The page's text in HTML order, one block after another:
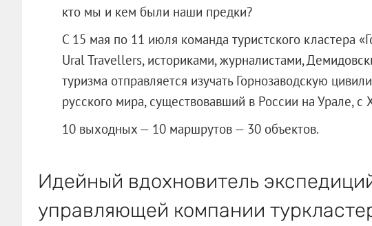
кто мы и кем были наши предки?
С 15 мая по 11 июля команда туристского кластера
Ural Travellers, историками, журналистами,
туризма отправляется изучать Горнозаводскую
русского мира, существовавший в России на Урале,
10 выходных — 10 маршрутов — 30 объектов.
Идейный вдохновитель
управляющей компании